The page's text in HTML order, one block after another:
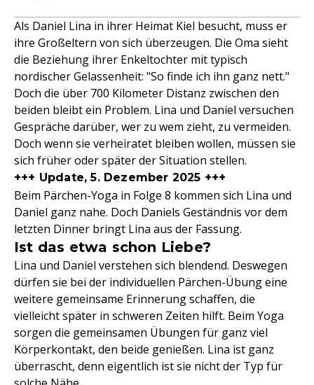
Als Daniel Lina in ihrer Heimat Kiel besucht, muss er
ihre Großeltern von sich überzeugen. Die Oma sieht
die Beziehung ihrer Enkeltochter mit typisch
nordischer Gelassenheit: "So finde ich ihn ganz nett."
Doch die über 700 Kilometer Distanz zwischen den
beiden bleibt ein Problem. Lina und Daniel versuchen
Gespräche darüber, wer zu wem zieht, zu vermeiden.
Doch wenn sie verheiratet bleiben wollen, müssen sie
sich früher oder später der Situation stellen.
+++ Update, 5. Dezember 2025 +++
Beim Pärchen-Yoga in Folge 8 kommen sich Lina und
Daniel ganz nahe. Doch Daniels Geständnis vor dem
letzten Dinner bringt Lina aus der Fassung.
Ist das etwa schon Liebe?
Lina und Daniel verstehen sich blendend. Deswegen
dürfen sie bei der individuellen Pärchen-Übung eine
weitere gemeinsame Erinnerung schaffen, die
vielleicht später in schweren Zeiten hilft. Beim Yoga
sorgen die gemeinsamen Übungen für ganz viel
Körperkontakt, den beide genießen. Lina ist ganz
überrascht, denn eigentlich ist sie nicht der Typ für